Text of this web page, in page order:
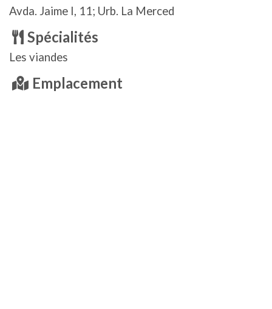
Avda. Jaime I, 11; Urb. La Merced
Spécialités
Les viandes
Emplacement